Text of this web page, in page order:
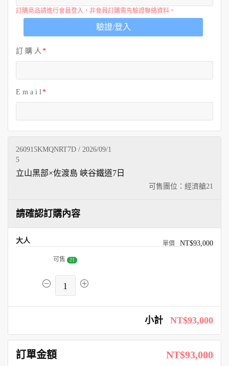
訂購商品請進行會員登入，非會員訂購需先驗證聯絡資料。
驗證/登入
訂 購 人
E m a i l
260915KMQNRT7D / 2026/09/1
5
可售團位：經濟艙21
立山黑部×佐渡島 峽谷鐵道7日
請確認訂購內容
大人 NT$93,000
可售 21
1
小計 NT$93,000
訂單金額 NT$93,000